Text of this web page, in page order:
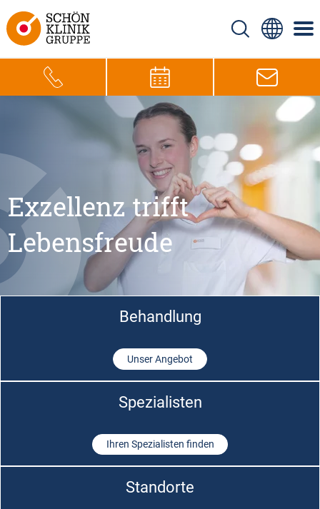
Exzellenz trifft
Lebensfreude
Behandlung
Unser Angebot
Spezialisten
Ihren Spezialisten finden
Standorte